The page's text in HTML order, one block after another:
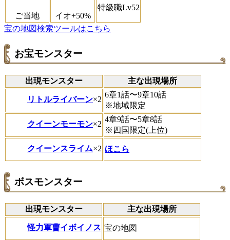
ご当地 イオ+50%
特級職Lv52
宝の地図検索ツールはこちら
お宝モンスター
出現モンスター 主な出現場所
リトルライバーン×2
6章1話〜9章10話
※地域限定
クイーンモーモン×2
4章9話〜5章8話
※四国限定(上位)
クイーンスライム×2 ほこら
ボスモンスター
出現モンスター 主な出現場所
怪力軍曹イボイノス 宝の地図